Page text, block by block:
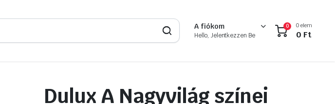
A fiókom
Hello, Jelentkezzen Be
0 0 elem
0 Ft
Dulux A Nagyvilág színei